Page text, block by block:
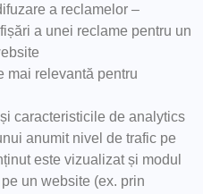
a reclamelor –
a unei reclame pentru un
mai relevantă pentru
caracteristicile de analytics
anumit nivel de trafic pe
este vizualizat și modul
un website (ex. prin